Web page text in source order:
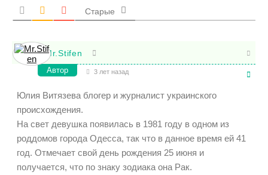
Старые
Mr.Stifen
Автор 3 лет назад
Юлия Витязева блогер и журналист украинского
происхождения.
На свет девушка появилась в 1981 году в одном из
роддомов города Одесса, так что в данное время ей 41
год. Отмечает свой день рождения 25 июня и
получается, что по знаку зодиака она Рак.